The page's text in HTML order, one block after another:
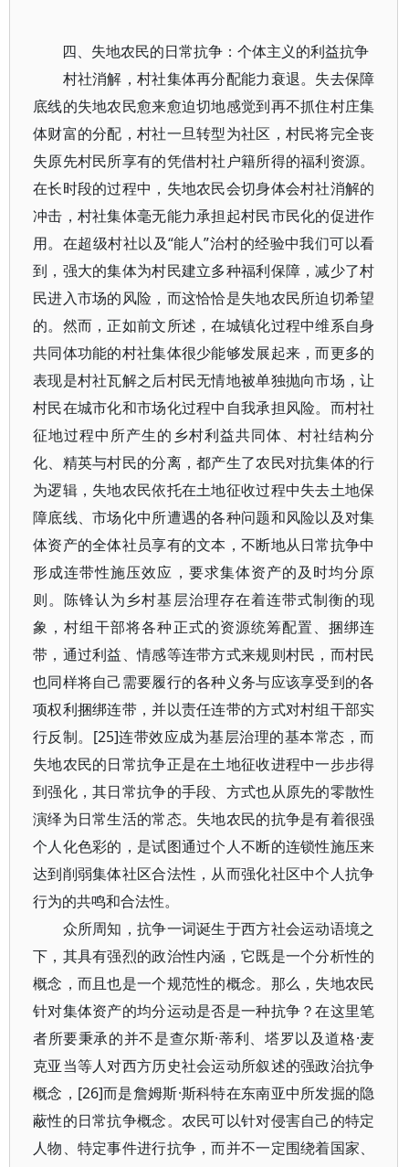
四、失地农民的日常抗争：个体主义的利益抗争
村社消解，村社集体再分配能力衰退。失去保障
底线的失地农民愈来愈迫切地感觉到再不抓住村庄集
体财富的分配，村社一旦转型为社区，村民将完全丧
失原先村民所享有的凭借村社户籍所得的福利资源。
在长时段的过程中，失地农民会切身体会村社消解的
冲击，村社集体毫无能力承担起村民市民化的促进作
用。在超级村社以及“能人”治村的经验中我们可以看
到，强大的集体为村民建立多种福利保障，减少了村
民进入市场的风险，而这恰恰是失地农民所迫切希望
的。然而，正如前文所述，在城镇化过程中维系自身
共同体功能的村社集体很少能够发展起来，而更多的
表现是村社瓦解之后村民无情地被单独抛向市场，让
村民在城市化和市场化过程中自我承担风险。而村社
征地过程中所产生的乡村利益共同体、村社结构分
化、精英与村民的分离，都产生了农民对抗集体的行
为逻辑，失地农民依托在土地征收过程中失去土地保
障底线、市场化中所遭遇的各种问题和风险以及对集
体资产的全体社员享有的文本，不断地从日常抗争中
形成连带性施压效应，要求集体资产的及时均分原
则。陈锋认为乡村基层治理存在着连带式制衡的现
象，村组干部将各种正式的资源统筹配置、捆绑连
带，通过利益、情感等连带方式来规则村民，而村民
也同样将自己需要履行的各种义务与应该享受到的各
项权利捆绑连带，并以责任连带的方式对村组干部实
行反制。[25]连带效应成为基层治理的基本常态，而
失地农民的日常抗争正是在土地征收进程中一步步得
到强化，其日常抗争的手段、方式也从原先的零散性
演绎为日常生活的常态。失地农民的抗争是有着很强
个人化色彩的，是试图通过个人不断的连锁性施压来
达到削弱集体社区合法性，从而强化社区中个人抗争
行为的共鸣和合法性。
众所周知，抗争一词诞生于西方社会运动语境之
下，其具有强烈的政治性内涵，它既是一个分析性的
概念，而且也是一个规范性的概念。那么，失地农民
针对集体资产的均分运动是否是一种抗争？在这里笔
者所要秉承的并不是查尔斯·蒂利、塔罗以及道格·麦
克亚当等人对西方历史社会运动所叙述的强政治抗争
概念，[26]而是詹姆斯·斯科特在东南亚中所发掘的隐
蔽性的日常抗争概念。农民可以针对侵害自己的特定
人物、特定事件进行抗争，而并不一定围绕着国家、